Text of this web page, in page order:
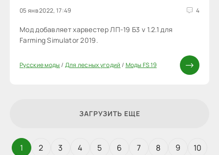
05 янв 2022, 17:49 4
Мод добавляет харвестер ЛП-19 Б3 v 1.2.1 для
Farming Simulator 2019.
Русские моды/ Для лесных угодий / Моды FS 19
ЗАГРУЗИТЬ ЕЩЕ
1 2 3 4 5 6 7 8 9
10